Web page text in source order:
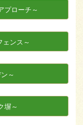
プローチ～
ンス～
～
塀～